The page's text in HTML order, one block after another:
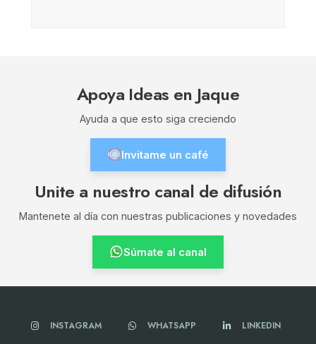
Apoya Ideas en Jaque
Ayuda a que esto siga creciendo
Invitame un café
Unite a nuestro canal de difusión
Mantenete al día con nuestras publicaciones y novedades
Súmate al canal
INSTAGRAM WHATSAPP LINKEDIN